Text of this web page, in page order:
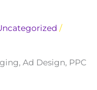
/
Ad Design, PPC